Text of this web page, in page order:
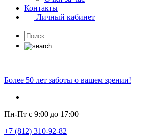
Контакты
Личный кабинет
Более 50 лет заботы о вашем зрении!
Пн-Пт с 9:00 до 17:00
+7 (812) 310-92-82